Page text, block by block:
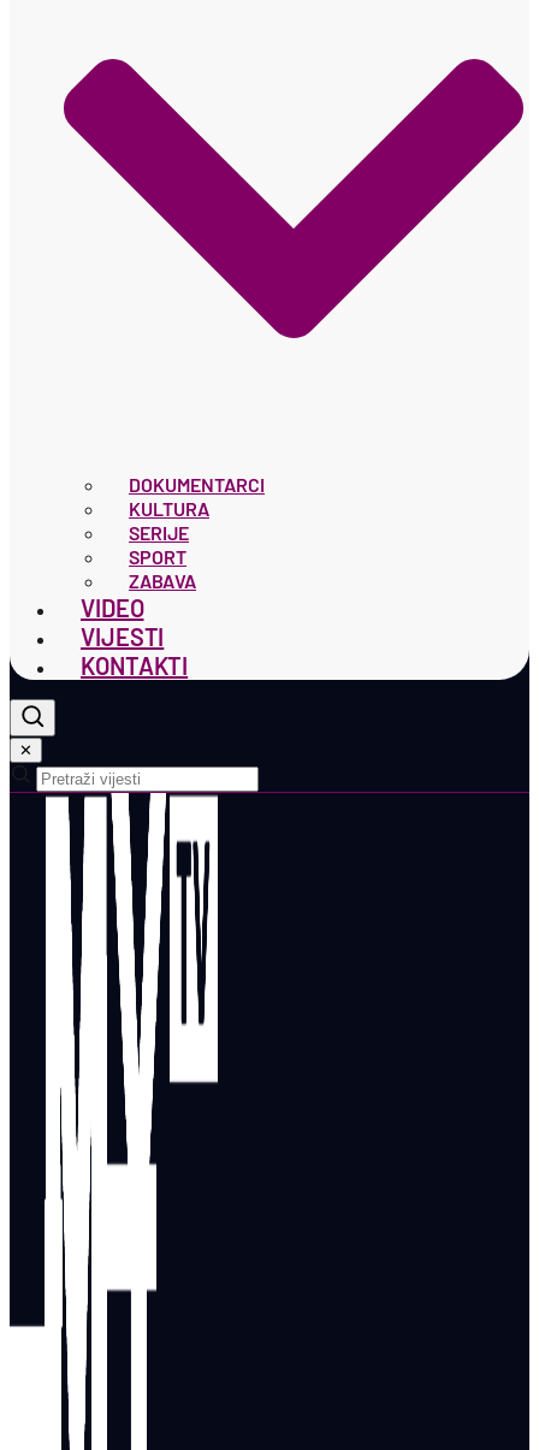
DOKUMENTARCI
KULTURA
SERIJE
SPORT
ZABAVA
VIDEO
VIJESTI
KONTAKTI
✕